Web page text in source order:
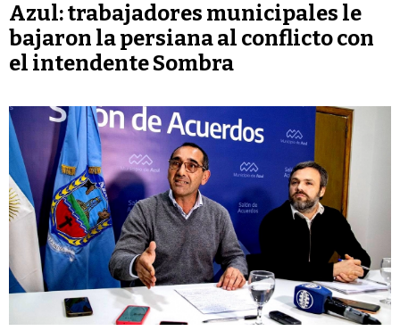
Azul: trabajadores municipales le
bajaron la persiana al conflicto con
el intendente Sombra